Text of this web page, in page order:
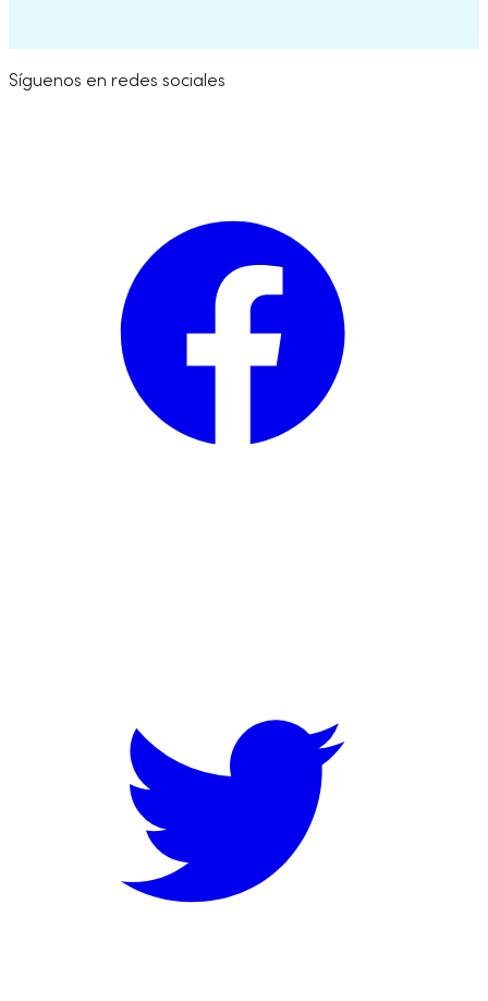
Síguenos en redes sociales